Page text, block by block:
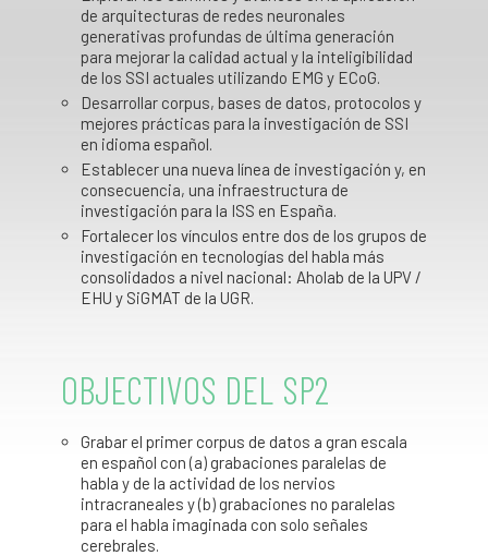
de arquitecturas de redes neuronales
generativas profundas de última generación
para mejorar la calidad actual y la inteligibilidad
de los SSI actuales utilizando EMG y ECoG.
Desarrollar corpus, bases de datos, protocolos y
mejores prácticas para la investigación de SSI
en idioma español.
Establecer una nueva línea de investigación y, en
consecuencia, una infraestructura de
investigación para la ISS en España.
Fortalecer los vínculos entre dos de los grupos de
investigación en tecnologías del habla más
consolidados a nivel nacional: Aholab de la UPV /
EHU y SiGMAT de la UGR.
OBJECTIVOS DEL SP2
Grabar el primer corpus de datos a gran escala
en español con (a) grabaciones paralelas de
habla y de la actividad de los nervios
intracraneales y (b) grabaciones no paralelas
para el habla imaginada con solo señales
cerebrales.